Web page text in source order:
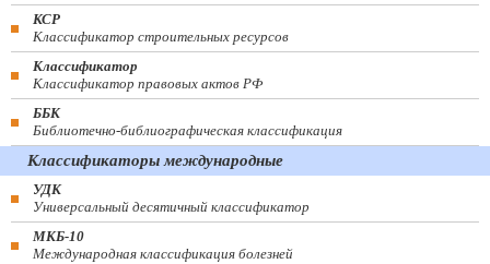
КСР
Классификатор строительных ресурсов
Классификатор
Классификатор правовых актов РФ
ББК
Библиотечно-библиографическая классификация
Классификаторы международные
УДК
Универсальный десятичный классификатор
МКБ-10
Международная классификация болезней